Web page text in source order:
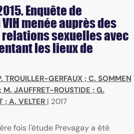
Enquête de
menée auprès des
sexuelles avec
les lieux de
TROUILLER-GERFAUX; C. SOMMEN
; M. JAUFFRET-ROUSTIDE ; G.
; A. VELTER | 2017
fois l'étude Prevagay a été